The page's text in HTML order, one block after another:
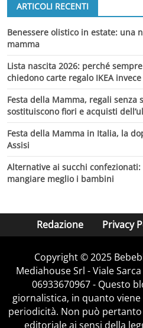
ARTICOLI RECENTI
Benessere olistico in estate: una
mamma
Lista nascita 2026: perché
chiedono carte regalo IKEA
Festa della Mamma, regali
sostituiscono fiori e acquisti
Festa della Mamma in Italia, la
Assisi
Alternative ai succhi
mangiare meglio i bambini
Redazione Privacy
Copyright © 2025
Mediahouse Srl - Viale
06933670967 - Questo
giornalistica, in quanto
periodicità. Non può
editoriale ai sensi della